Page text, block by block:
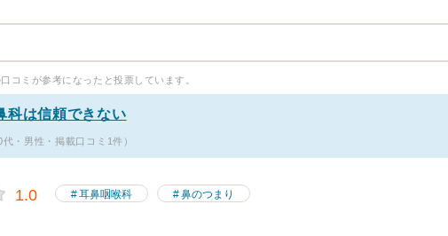
コミが参考になったと投票しています。
科は信頼できない
・男性・掲載口コミ1件）
1.0 耳鼻咽喉科 鼻のつまり